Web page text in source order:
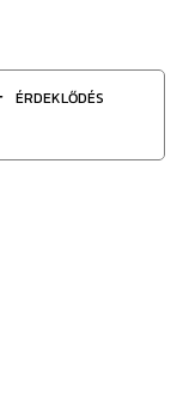
ÉRDEKLŐDÉS